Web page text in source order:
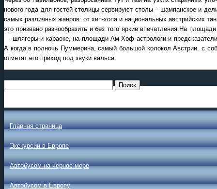
нового года для гостей столицы сервируют столы – шампанское и
самых различных жанров: от хип-хопа и национальных австрийских
это призвано разнообразить и без того яркие впечатления.На
— шлягеры и караоке, на площади Ам-Хоф астрологи и
А когда в полночь Пуммерина, самый большой колокол Австрии, с
отметят его приход под звуки вальса.
Главная страница
Экскурсии в Европе
Автобусом на черное море
Автобусом в Европу